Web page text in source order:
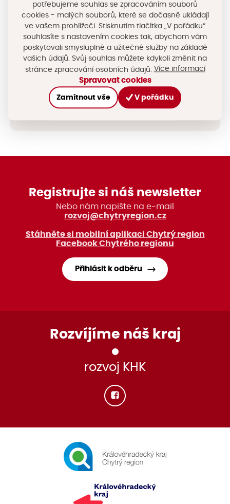
Nový portál
věnující se rozvoji
brownfieldů
najdete na
adrese
www.brownfieldy.cz
Sdílejte na sociálních sítích
Registrujte si náš newsletter
Nebo nám napište na e-mail
rozvoj@chytryregion.cz
Stáhněte si mobilní aplikaci Chytrý region
Facebook Chytrého regionu
Přihlásit k odběru
Rozvíjíme náš kraj
rozvoj KHK
potřebujeme souhlas se zpracováním souborů
cookies - malých souborů, které se dočasně ukládají
ve vašem prohlížeči. Stisknutím tlačítka „V pořádku“
souhlasíte s nastavením cookies tak, abychom vám
poskytovali smysluplné a užitečné služby na základě
vašich údajů. Svůj souhlas můžete kdykoli změnit na
stránce zpracování osobních údajů. Více informací
Spravovat cookies
Zamítnout vše V pořádku